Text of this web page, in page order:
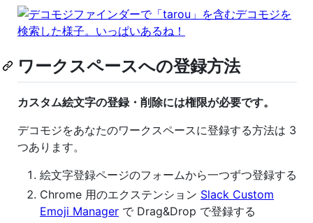
ワークスペースへの登録方法
カスタム絵文字の登録・削除には権限が必要です。
デコモジをあなたのワークスペースに登録する方法は 3
つあります。
絵文字登録ページのフォームから一つずつ登録する
Chrome 用のエクステンション Slack Custom
Emoji Manager で Drag&Drop で登録する